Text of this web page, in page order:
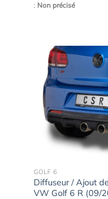
: Non précisé
GOLF 6
Diffuseur / Ajout
VW Golf 6 R (09/